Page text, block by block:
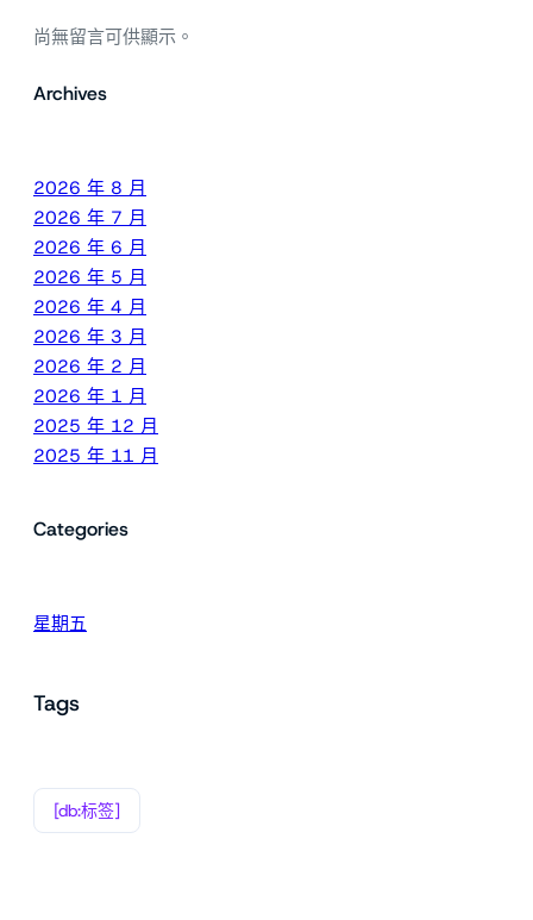
尚無留言可供顯示。
Archives
2026 年 8 月
2026 年 7 月
2026 年 6 月
2026 年 5 月
2026 年 4 月
2026 年 3 月
2026 年 2 月
2026 年 1 月
2025 年 12 月
2025 年 11 月
Categories
星期五
Tags
[db:标签]